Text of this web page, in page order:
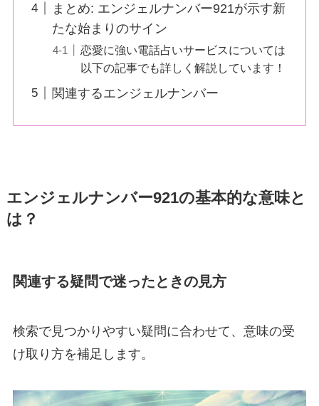
まとめ: エンジェルナンバー921が示す新
たな始まりのサイン
恋愛に強い電話占いサービスについては
以下の記事でも詳しく解説しています！
関連するエンジェルナンバー
エンジェルナンバー921の基本的な意味と
は？
関連する疑問で迷ったときの見方
検索で見つかりやすい疑問に合わせて、意味の受
け取り方を補足します。